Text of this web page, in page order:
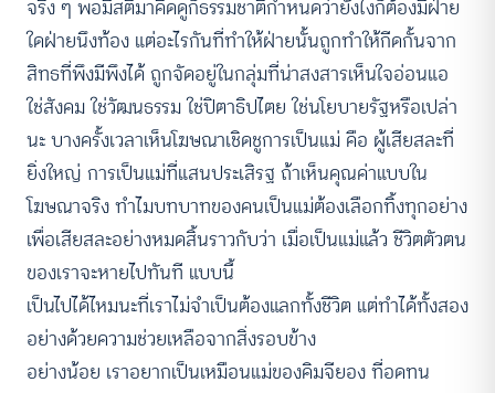
จริง ๆ พอมีสติมาคิดดูก็ธรรมชาติกำหนดว่ายังไงก็ต้องมีฝ่าย
ใดฝ่ายนึงท้อง แต่อะไรกันที่ทำให้ฝ่ายนั้นถูกทำให้กีดกั้นจาก
สิทธที่พึงมีพึงได้ ถูกจัดอยู่ในกลุ่มที่น่าสงสารเห็นใจอ่อนแอ
ใช่สังคม ใช่วัฒนธรรม ใช่ปิตาธิปไตย ใช่นโยบายรัฐหรือเปล่า
นะ บางครั้งเวลาเห็นโฆษณาเชิดชูการเป็นแม่ คือ ผู้เสียสละที่
ยิ่งใหญ่ การเป็นแม่ที่แสนประเสิรฐ ถ้าเห็นคุณค่าแบบใน
โฆษณาจริง ทำไมบทบาทของคนเป็นแม่ต้องเลือกทิ้งทุกอย่าง
เพื่อเสียสละอย่างหมดสิ้นราวกับว่า เมื่อเป็นแม่แล้ว ชีวิตตัวตน
ของเราจะหายไปทันที แบบนี้
เป็นไปได้ไหมนะที่เราไม่จำเป็นต้องแลกทั้งชีวิต แต่ทำได้ทั้งสอง
อย่างด้วยความช่วยเหลือจากสิ่งรอบข้าง
อย่างน้อย เราอยากเป็นเหมือนแม่ของคิมจียอง ที่อดทน